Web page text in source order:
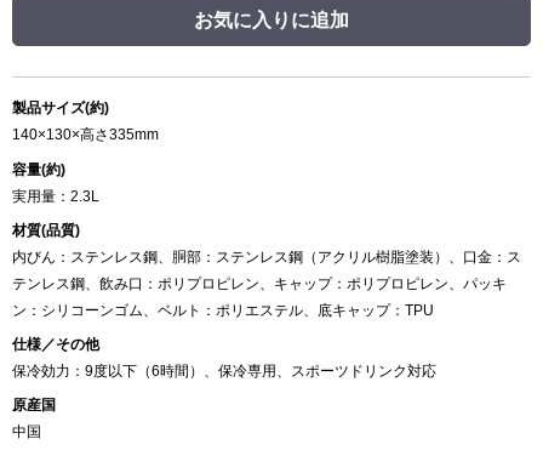
お気に入りに追加
製品サイズ(約)
140×130×高さ335mm
容量(約)
実用量：2.3L
材質(品質)
内びん：ステンレス鋼、胴部：ステンレス鋼（アクリル樹脂塗装）、口金：ス
テンレス鋼、飲み口：ポリプロピレン、キャップ：ポリプロピレン、パッキ
ン：シリコーンゴム、ベルト：ポリエステル、底キャップ：TPU
仕様／その他
保冷効力：9度以下（6時間）、保冷専用、スポーツドリンク対応
原産国
中国